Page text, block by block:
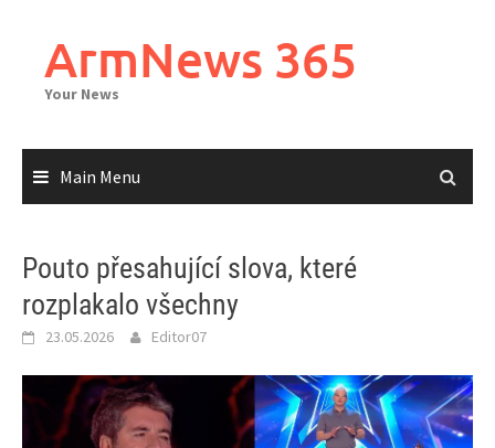
contentArmNews 365
Your News
Main Menu
Pouto přesahující slova, které
rozplakalo všechny
23.05.2026 Editor07